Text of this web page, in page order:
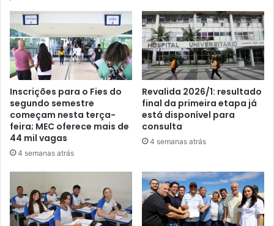
Inscrições para o Fies do
segundo semestre
começam nesta terça-
feira; MEC oferece mais de
44 mil vagas
4 semanas atrás
Revalida 2026/1: resultado
final da primeira etapa já
está disponível para
consulta
4 semanas atrás